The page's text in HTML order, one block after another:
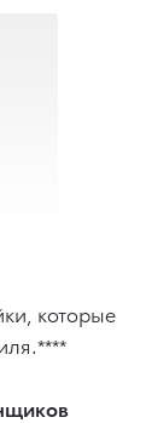
которые